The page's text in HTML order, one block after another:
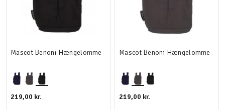
Mascot Benoni Hængelomme
219,00 kr.
Mascot Benoni Hængelomme
219,00 kr.